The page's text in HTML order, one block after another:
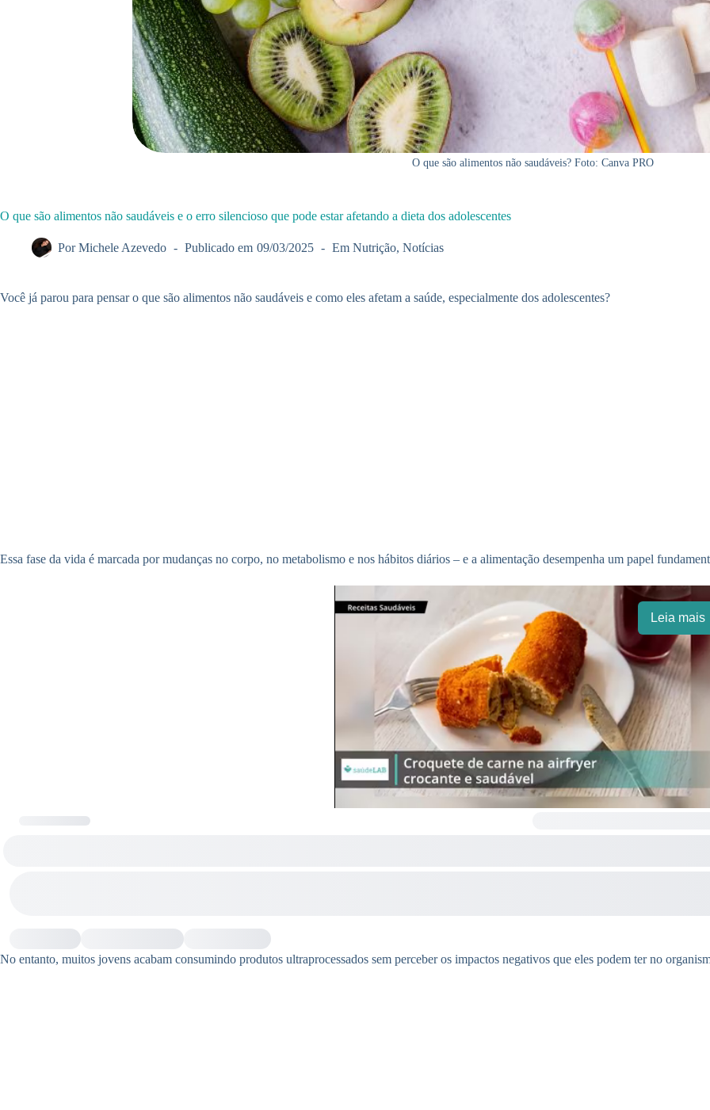
O que são alimentos não saudáveis? Foto: Canva PRO
O que são alimentos não saudáveis e o erro silencioso que pode estar afetando a dieta dos adolescentes
Por Michele Azevedo Publicado em 09/03/2025 Em Nutrição, Notícias
Você já parou para pensar o que são alimentos não saudáveis e como eles afetam a saúde, especialmente dos adolescentes?
Essa fase da vida é marcada por mudanças no corpo, no metabolismo e nos hábitos diários – e a alimentação desempenha um papel
Leia mais
No entanto, muitos jovens acabam consumindo produtos ultraprocessados sem perceber os impactos negativos que eles podem ter no